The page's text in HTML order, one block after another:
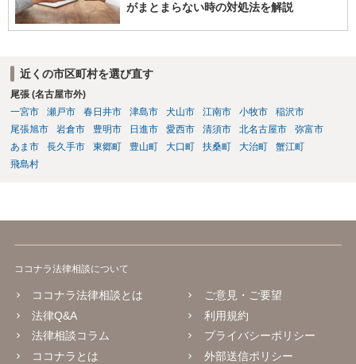
がまとまらない時の対処法を解説
近くの市区町村を選び直す
尾張 (名古屋市外)
一宮市
瀬戸市 春日井市 津島市 犬山市 江南市 小牧市
稲沢市
尾張旭市
岩倉市 豊明市 日進市 愛西市 清須市 北名古屋市
弥富市
あま市
長久手市 東郷町 豊山町 大口町 扶桑町 大治町
蟹江町
飛島村
ココナラ法律相談について
ココナラ法律相談とは
法律Q&A
法律相談コラム
ココナラとは
ご意見・ご要望
利用規約
プライバシーポリシー
外部送信ポリシー